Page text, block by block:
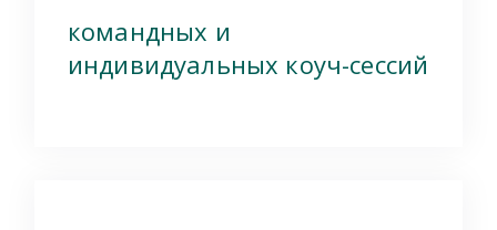
командных и
индивидуальных коуч-сессий